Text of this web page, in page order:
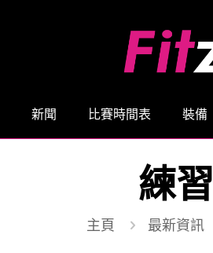
新聞 比賽時間表 裝備
練習
主頁 最新資訊